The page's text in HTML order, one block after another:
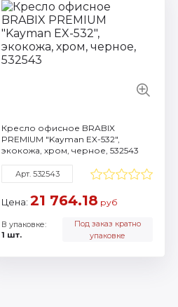
Артикул: 532546
Смотреть все характеристики
Кресло офисное BRABIX
PREMIUM "Kayman EX-532",
экокожа, хром, черное, 532543
Арт. 532543
Цена: 21 764.18 руб
В упаковке:
1 шт.
Под заказ кратно
упаковке